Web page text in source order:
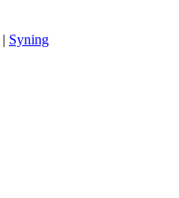
| Syning